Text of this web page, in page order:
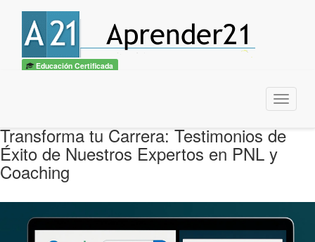
Educación Certificada
Menu
Transforma tu Carrera: Testimonios de
Éxito de Nuestros Expertos en PNL y
Coaching